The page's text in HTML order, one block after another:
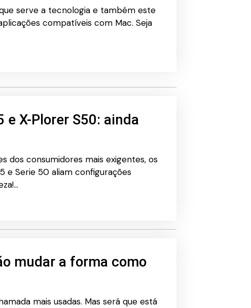
serve a tecnologia e também este
compatíveis com Mac. Seja
e X-Plorer S50: ainda
dos consumidores mais exigentes, os
e Serie 50 aliam configurações
mudar a forma como
mais usadas. Mas será que está